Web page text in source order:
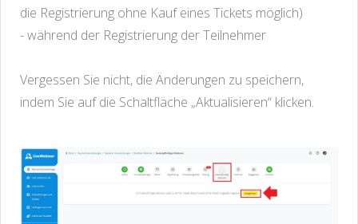
die Registrierung ohne Kauf eines Tickets möglich)
- während der Registrierung der Teilnehmer
Vergessen Sie nicht, die Änderungen zu speichern,
indem Sie auf die Schaltfläche „Aktualisieren“ klicken.